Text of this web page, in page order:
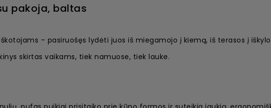
pakoja, baltas
– pasiruošęs lydėti juos iš miegamojo į kiemą, iš terasos į
skirtas vaikams, tiek namuose, tiek lauke.